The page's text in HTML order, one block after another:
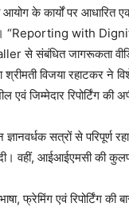
के कार्यों पर आधारित
“Reporting with
से संबंधित जागरूकता
विजया रहाटकर ने
एवं जिम्मेदार रिपोर्टिंग
सत्रों से परिपूर्ण
वहीं, आईआईएमसी की
फ्रेमिंग एवं रिपोर्टिंग